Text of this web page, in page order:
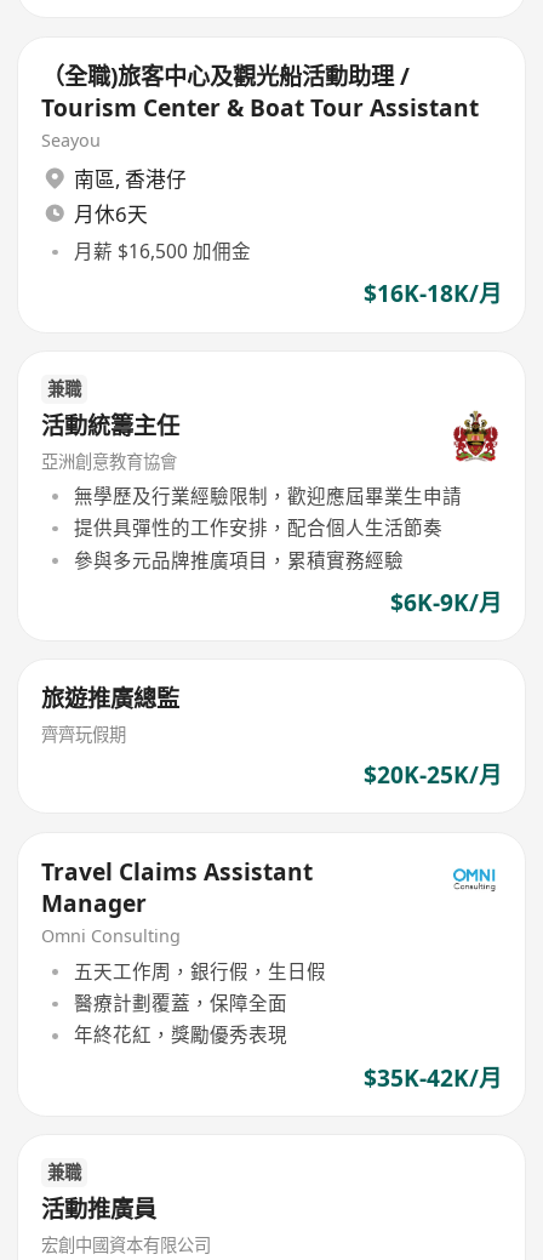
（全職)旅客中心及觀光船活動助理 /
Tourism Center & Boat Tour Assistant
Seayou
南區, 香港仔
月休6天
月薪 $16,500 加佣金
$16K-18K/月
兼職
活動統籌主任
亞洲創意教育協會
無學歷及行業經驗限制，歡迎應屆畢業生申請
提供具彈性的工作安排，配合個人生活節奏
參與多元品牌推廣項目，累積實務經驗
$6K-9K/月
旅遊推廣總監
齊齊玩假期
$20K-25K/月
Travel Claims Assistant
Manager
Omni Consulting
五天工作周，銀行假，生日假
醫療計劃覆蓋，保障全面
年終花紅，獎勵優秀表現
$35K-42K/月
兼職
活動推廣員
宏創中國資本有限公司